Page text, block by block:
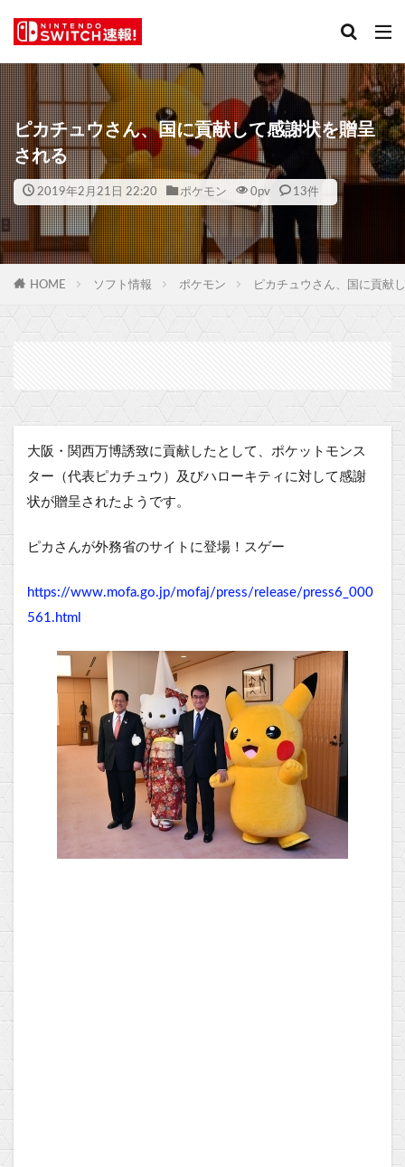
ピカチュウさん、国に貢献して感謝状を贈呈
される
2019年2月21日 22:20 ポケモン 0pv 13件
HOME ソフト情報 ポケモン ピカチュウさん、国に貢献
大阪・関西万博誘致に貢献したとして、ポケットモンス
ター（代表ピカチュウ）及びハローキティに対して感謝
状が贈呈されたようです。
ピカさんが外務省のサイトに登場！スゲー
https://www.mofa.go.jp/mofaj/press/release/press6_000
561.html